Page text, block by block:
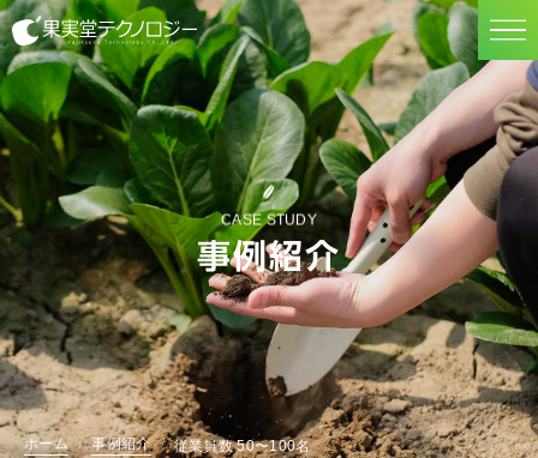
果実堂テクノロジー
CASE STUDY
事例紹介
ホーム 事例紹介 従業員数 50〜100名